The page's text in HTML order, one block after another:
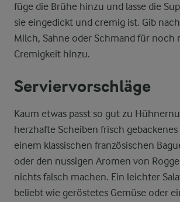
füge die Brühe hinzu und lasse die
sie eingedickt und cremig ist. Gib
Milch, Sahne oder Schmand für noch
Cremigkeit hinzu.
Serviervorschläge
Kaum etwas passt so gut zu
herzhafte Scheiben frisch
einem klassischen französischen
oder den nussigen Aromen von
nichts falsch machen. Ein leichter
beliebt wie geröstetes Gemüse oder